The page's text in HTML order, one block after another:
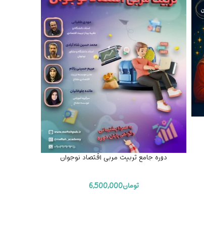
دوره جامع تربیت مربی اقتصاد نوجوان
تومان6,500,000